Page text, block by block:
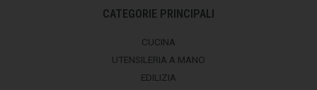
CATEGORIE PRINCIPALI
CUCINA
UTENSILERIA A MANO
EDILIZIA